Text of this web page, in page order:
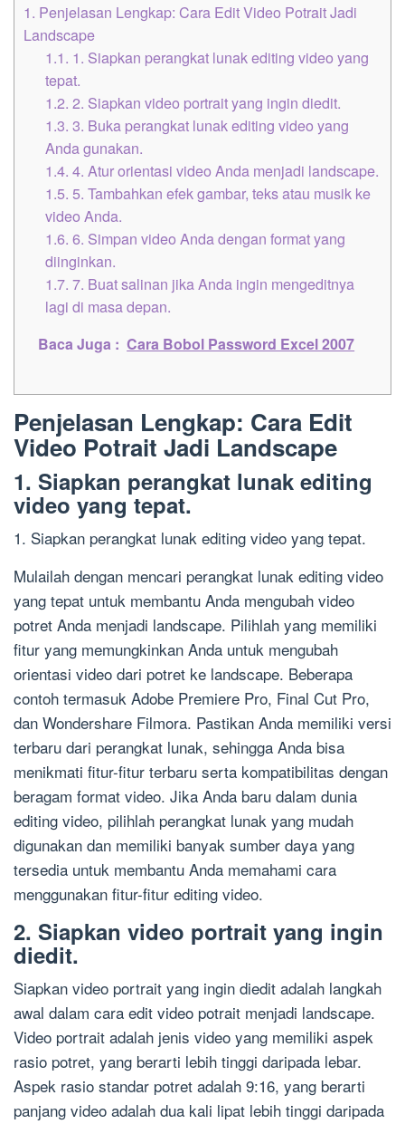
1. Penjelasan Lengkap: Cara Edit Video Potrait Jadi
Landscape
1.1. 1. Siapkan perangkat lunak editing video yang
tepat.
1.2. 2. Siapkan video portrait yang ingin diedit.
1.3. 3. Buka perangkat lunak editing video yang
Anda gunakan.
1.4. 4. Atur orientasi video Anda menjadi landscape.
1.5. 5. Tambahkan efek gambar, teks atau musik ke
video Anda.
1.6. 6. Simpan video Anda dengan format yang
diinginkan.
1.7. 7. Buat salinan jika Anda ingin mengeditnya
lagi di masa depan.
Baca Juga : Cara Bobol Password Excel 2007
Penjelasan Lengkap: Cara Edit
Video Potrait Jadi Landscape
1. Siapkan perangkat lunak editing
video yang tepat.
1. Siapkan perangkat lunak editing video yang tepat.
Mulailah dengan mencari perangkat lunak editing video
yang tepat untuk membantu Anda mengubah video
potret Anda menjadi landscape. Pilihlah yang memiliki
fitur yang memungkinkan Anda untuk mengubah
orientasi video dari potret ke landscape. Beberapa
contoh termasuk Adobe Premiere Pro, Final Cut Pro,
dan Wondershare Filmora. Pastikan Anda memiliki versi
terbaru dari perangkat lunak, sehingga Anda bisa
menikmati fitur-fitur terbaru serta kompatibilitas dengan
beragam format video. Jika Anda baru dalam dunia
editing video, pilihlah perangkat lunak yang mudah
digunakan dan memiliki banyak sumber daya yang
tersedia untuk membantu Anda memahami cara
menggunakan fitur-fitur editing video.
2. Siapkan video portrait yang ingin
diedit.
Siapkan video portrait yang ingin diedit adalah langkah
awal dalam cara edit video potrait menjadi landscape.
Video portrait adalah jenis video yang memiliki aspek
rasio potret, yang berarti lebih tinggi daripada lebar.
Aspek rasio standar potret adalah 9:16, yang berarti
panjang video adalah dua kali lipat lebih tinggi daripada